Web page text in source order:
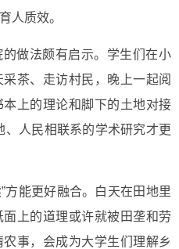
人质效。
做法颇有启示。学生们在小
茶、走访村民，晚上一起阅
上的理论和脚下的土地对接
、人民相联系的学术研究才更
方能更好融合。白天在田地里
上的道理或许就被田垄和劳
事，会成为大学生们理解乡